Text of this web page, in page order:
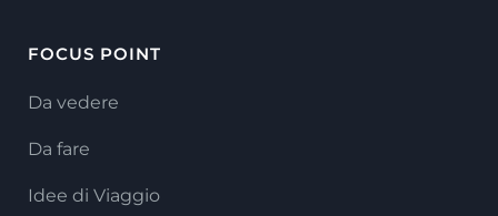
FOCUS POINT
Da vedere
Da fare
Idee di Viaggio